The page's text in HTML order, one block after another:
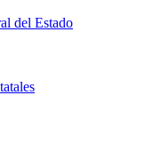
del Estado